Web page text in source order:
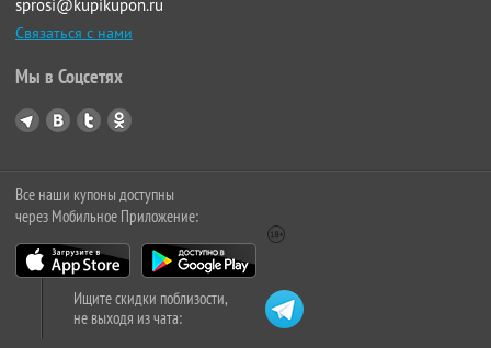
sprosi@kupikupon.ru
Связаться с нами
Мы в Соцсетях
Все наши купоны доступны
через Мобильное Приложение:
Ищите скидки поблизости,
не выходя из чата: